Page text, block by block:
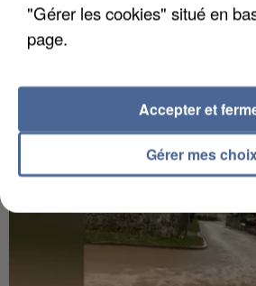
6 août 2026
Gabriel Attal et Raphaël
Sollicité, Sébastien Lecornu
commun" avec les partis à la
"Gérer les cookies" situé en
page.
Gérer mes
Accepter et